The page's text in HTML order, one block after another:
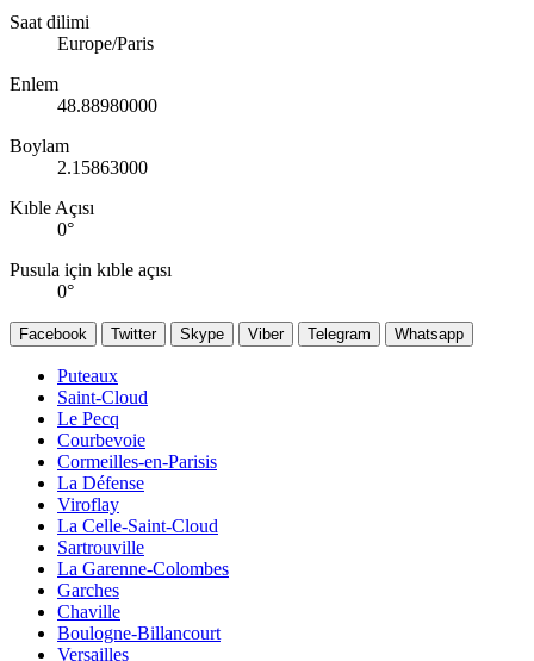
Saat dilimi
Europe/Paris
Enlem
48.88980000
Boylam
2.15863000
Kıble Açısı
0°
Pusula için kıble açısı
0°
Facebook Twitter Skype Viber Telegram Whatsapp
Puteaux
Saint-Cloud
Le Pecq
Courbevoie
Cormeilles-en-Parisis
La Défense
Viroflay
La Celle-Saint-Cloud
Sartrouville
La Garenne-Colombes
Garches
Chaville
Boulogne-Billancourt
Versailles